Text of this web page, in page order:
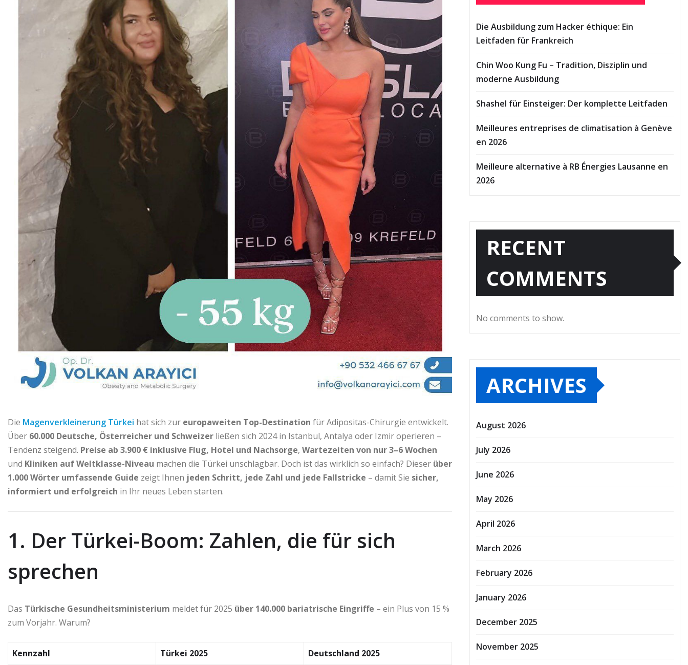
Die Magenverkleinerung Türkei hat sich zur europaweiten Top-Destination für Adipositas-Chirurgie entwickelt.
Über 60.000 Deutsche, Österreicher und Schweizer ließen sich 2024 in Istanbul, Antalya oder Izmir operieren –
Tendenz steigend. Preise ab 3.900 € inklusive Flug, Hotel und Nachsorge, Wartezeiten von nur 3–6 Wochen
und Kliniken auf Weltklasse-Niveau machen die Türkei unschlagbar. Doch ist das wirklich so einfach? Dieser über
1.000 Wörter umfassende Guide zeigt Ihnen jeden Schritt, jede Zahl und jede Fallstricke – damit Sie sicher,
informiert und erfolgreich in Ihr neues Leben starten.
1. Der Türkei-Boom: Zahlen, die für sich
sprechen
Das Türkische Gesundheitsministerium meldet für 2025 über 140.000 bariatrische Eingriffe – ein Plus von 15 %
zum Vorjahr. Warum?
Kennzahl Türkei 2025 Deutschland 2025
Die Ausbildung zum Hacker éthique: Ein
Leitfaden für Frankreich
Chin Woo Kung Fu – Tradition, Disziplin und
moderne Ausbildung
Shashel für Einsteiger: Der komplette Leitfaden
Meilleures entreprises de climatisation à Genève
en 2026
Meilleure alternative à RB Énergies Lausanne en
2026
RECENT
COMMENTS
No comments to show.
ARCHIVES
August 2026
July 2026
June 2026
May 2026
April 2026
March 2026
February 2026
January 2026
December 2025
November 2025